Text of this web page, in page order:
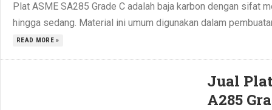
Plat ASME SA285 Grade C adalah baja karbon dengan sifat
hingga sedang. Material ini umum digunakan dalam
READ MORE »
Jual
A285